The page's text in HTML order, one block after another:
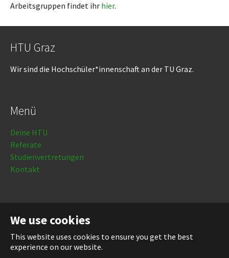
We use cookies
This website uses cookies to ensure you get the best
experience on our website.
Arbeitsgruppen findet ihr hier.
HTU Graz
Wir sind die Hochschüler*innenschaft an der TU Graz.
Menü
Deine HTU
Referate
Studienvertretungen
Kontakt
Impressum
Datenschutz